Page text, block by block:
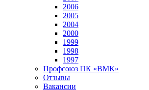
2006
2005
2004
2000
1999
1998
1997
Профсоюз ПК «ВМК»
Отзывы
Вакансии